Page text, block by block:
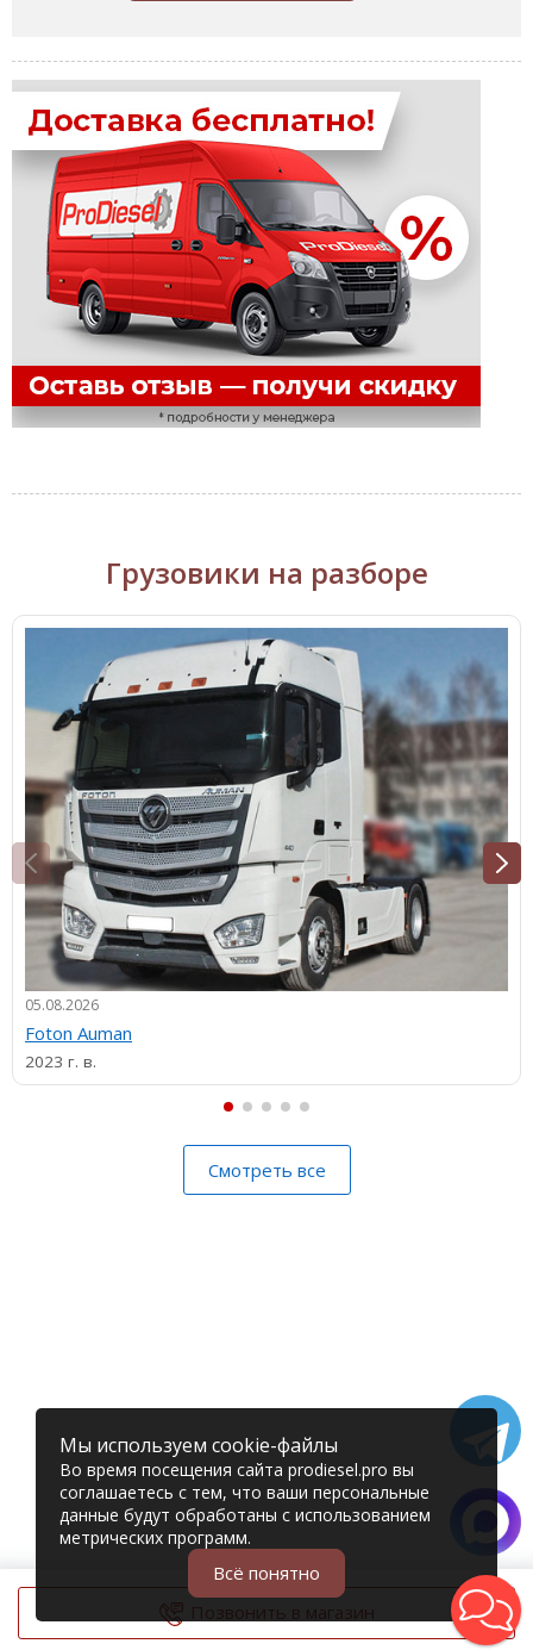
Позвонить в магазин
Грузовики на разборе
05.08.2026
Foton Auman
2023 г. в.
Смотреть все
© 2006 – 2026 Prodiesel
Мы используем cookie-файлы
Во время посещения сайта prodiesel.pro вы
соглашаетесь с тем, что ваши персональные
данные будут обработаны с использованием
метрических программ.
Всё понятно